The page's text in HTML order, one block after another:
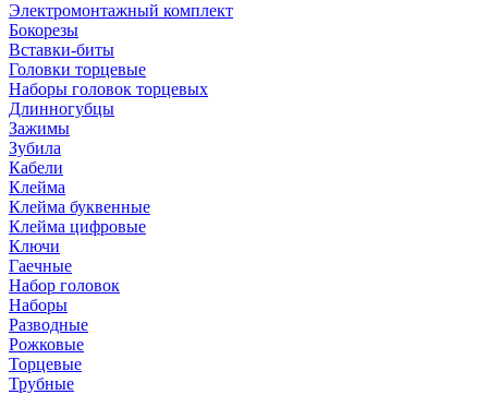
Электромонтажный комплект
Бокорезы
Вставки-биты
Головки торцевые
Наборы головок торцевых
Длинногубцы
Зажимы
Зубила
Кабели
Клейма
Клейма буквенные
Клейма цифровые
Ключи
Гаечные
Набор головок
Наборы
Разводные
Рожковые
Торцевые
Трубные